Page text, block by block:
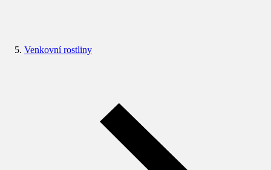
Venkovní rostliny